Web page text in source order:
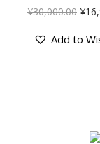
¥30,000.00 ¥
Add to